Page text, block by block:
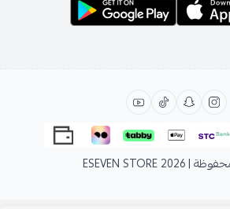
| 2026
ESEVEN STORE